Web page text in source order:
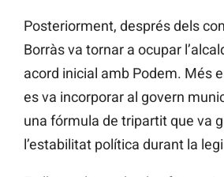
Posteriorment, després dels
Borràs va tornar a ocupar
acord inicial amb Podem. Més
es va incorporar al govern
una fórmula de tripartit que va
l’estabilitat política durant la